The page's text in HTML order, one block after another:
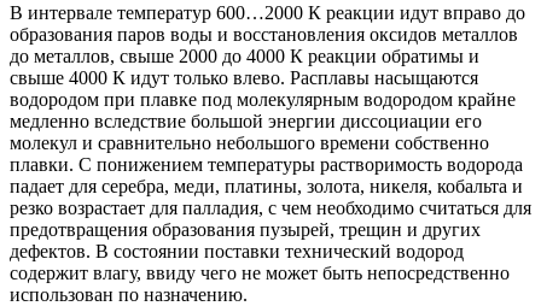
В интервале температур 600…2000 К реакции идут вправо до
образования паров воды и восстановления оксидов металлов
до металлов, свыше 2000 до 4000 К реакции обратимы и
свыше 4000 К идут только влево. Расплавы насыщаются
водородом при плавке под молекулярным водородом крайне
медленно вследствие большой энергии диссоциации его
молекул и сравнительно небольшого времени собственно
плавки. С понижением температуры растворимость водорода
падает для серебра, меди, платины, золота, никеля, кобальта и
резко возрастает для палладия, с чем необходимо считаться для
предотвращения образования пузырей, трещин и других
дефектов. В состоянии поставки технический водород
содержит влагу, ввиду чего не может быть непосредственно
использован по назначению.